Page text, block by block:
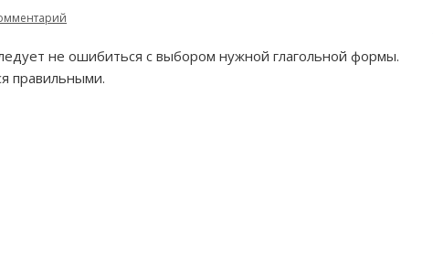
не ошибиться с выбором нужной глагольной формы.
правильными.